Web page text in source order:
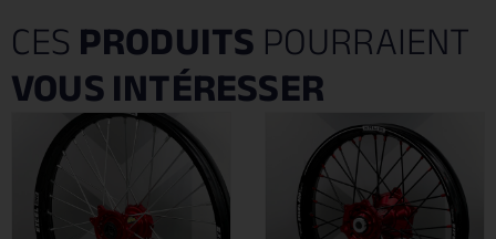
CESPRODUITSPOURRAIENT
VOUS INTÉRESSER